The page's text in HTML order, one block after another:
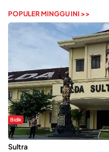
POPULER MINGGU INI >>
Bidik
Dugaan Kekerasan Seksual di
Sultra